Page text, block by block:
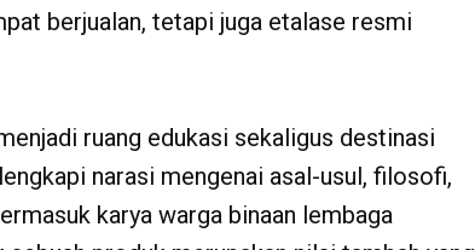
berjualan, tetapi juga etalase resmi
ruang edukasi sekaligus destinasi
narasi mengenai asal-usul, filosofi,
karya warga binaan lembaga